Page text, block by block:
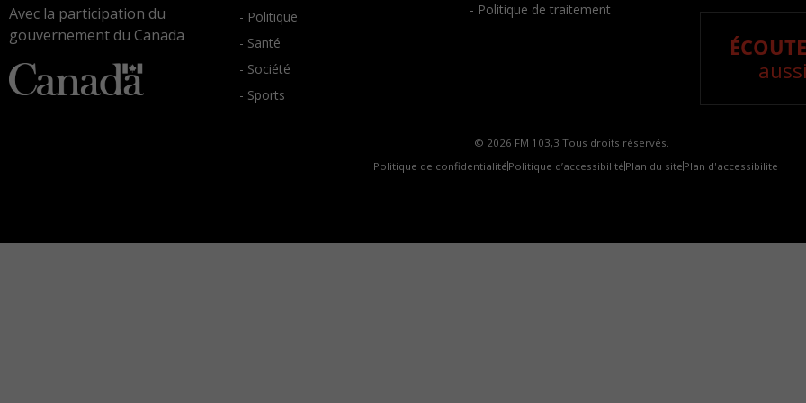
Avec la participation du
gouvernement du Canada
- Politique
- Santé
- Société
- Sports
- Politique de traitement
© 2026 FM 103,3 Tous droits réservés.
Politique de confidentialité Politique d’accessibilité Plan du site Plan d'accessibilite